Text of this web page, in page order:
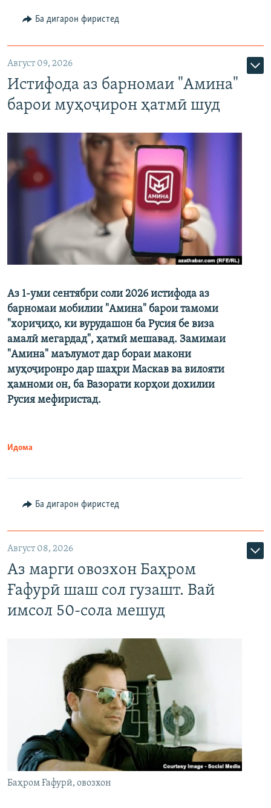
Ба дигарон фиристед
Август 09, 2026
Истифода аз барномаи "Амина"
барои муҳоҷирон ҳатмӣ шуд
Аз 1-уми сентябри соли 2026 истифода аз
барномаи мобилии "Амина" барои тамоми
"хориҷиҳо, ки вурудашон ба Русия бе виза
амалӣ мегардад", ҳатмӣ мешавад. Замимаи
"Амина" маълумот дар бораи макони
муҳоҷиронро дар шаҳри Маскав ва вилояти
ҳамноми он, ба Вазорати корҳои дохилии
Русия мефиристад.
Идома
Ба дигарон фиристед
Август 08, 2026
Аз марги овозхон Баҳром
Ғафурӣ шаш сол гузашт. Вай
имсол 50-сола мешуд
Баҳром Ғафурӣ, овозхон